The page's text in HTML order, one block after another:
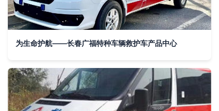
为生命护航——长春广福特种车辆救护车产品中心